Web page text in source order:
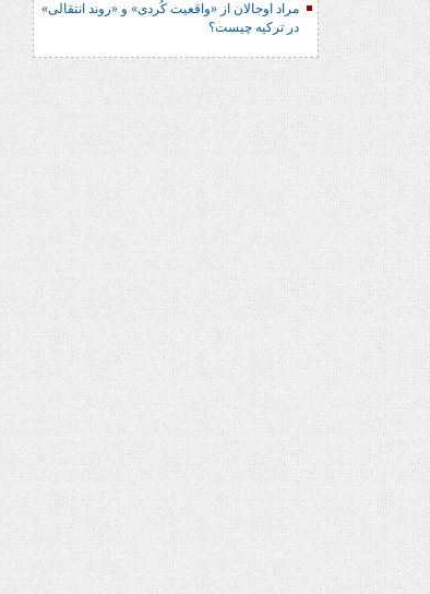
مراد اوجالان از «واقعیت کُردی» و «روند انتقالی»
در ترکیه چیست؟